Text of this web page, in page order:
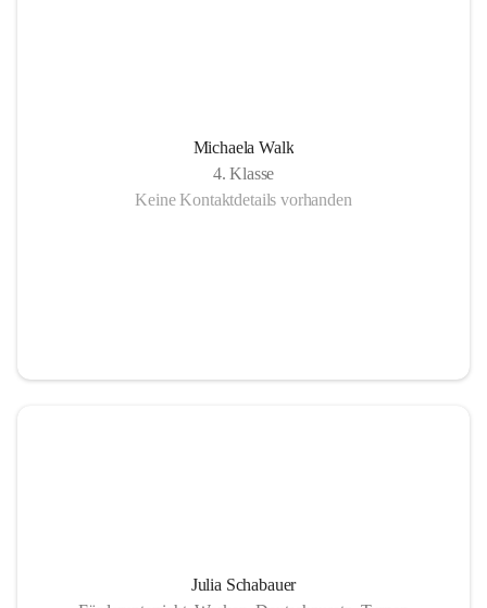
Michaela Walk
4. Klasse
Keine Kontaktdetails vorhanden
Julia Schabauer